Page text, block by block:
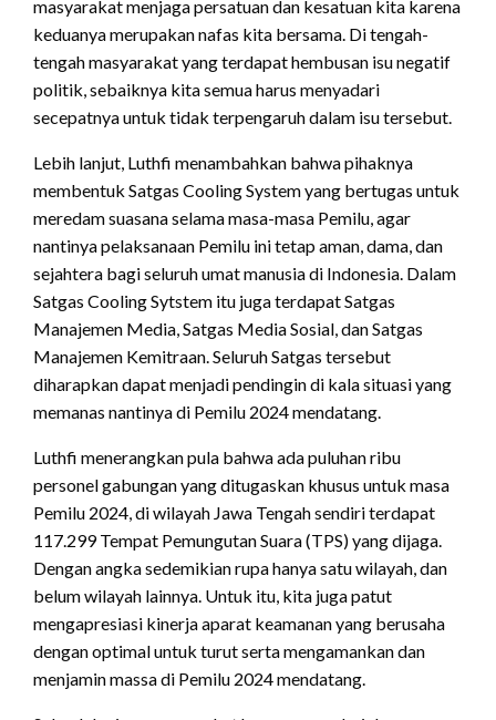
masyarakat menjaga persatuan dan kesatuan kita karena
keduanya merupakan nafas kita bersama. Di tengah-
tengah masyarakat yang terdapat hembusan isu negatif
politik, sebaiknya kita semua harus menyadari
secepatnya untuk tidak terpengaruh dalam isu tersebut.
Lebih lanjut, Luthfi menambahkan bahwa pihaknya
membentuk Satgas Cooling System yang bertugas untuk
meredam suasana selama masa-masa Pemilu, agar
nantinya pelaksanaan Pemilu ini tetap aman, dama, dan
sejahtera bagi seluruh umat manusia di Indonesia. Dalam
Satgas Cooling Sytstem itu juga terdapat Satgas
Manajemen Media, Satgas Media Sosial, dan Satgas
Manajemen Kemitraan. Seluruh Satgas tersebut
diharapkan dapat menjadi pendingin di kala situasi yang
memanas nantinya di Pemilu 2024 mendatang.
Luthfi menerangkan pula bahwa ada puluhan ribu
personel gabungan yang ditugaskan khusus untuk masa
Pemilu 2024, di wilayah Jawa Tengah sendiri terdapat
117.299 Tempat Pemungutan Suara (TPS) yang dijaga.
Dengan angka sedemikian rupa hanya satu wilayah, dan
belum wilayah lainnya. Untuk itu, kita juga patut
mengapresiasi kinerja aparat keamanan yang berusaha
dengan optimal untuk turut serta mengamankan dan
menjamin massa di Pemilu 2024 mendatang.